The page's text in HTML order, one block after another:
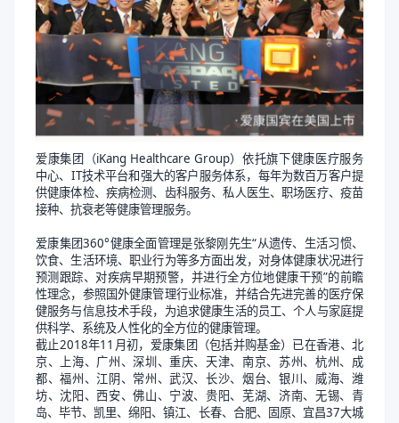
爱康集团（iKang Healthcare Group）依托旗下健康医疗服务
中心、IT技术平台和强大的客户服务体系，每年为数百万客户提
供健康体检、疾病检测、齿科服务、私人医生、职场医疗、疫苗
接种、抗衰老等健康管理服务。
爱康集团360°健康全面管理是张黎刚先生“从遗传、生活习惯、
饮食、生活环境、职业行为等多方面出发，对身体健康状况进行
预测跟踪、对疾病早期预警，并进行全方位地健康干预”的前瞻
性理念，参照国外健康管理行业标准，并结合先进完善的医疗保
健服务与信息技术手段，为追求健康生活的员工、个人与家庭提
供科学、系统及人性化的全方位的健康管理。
截止2018年11月初，爱康集团（包括并购基金）已在香港、北
京、上海、广州、深圳、重庆、天津、南京、苏州、杭州、成
都、福州、江阴、常州、武汉、长沙、烟台、银川、威海、潍
坊、沈阳、西安、佛山、宁波、贵阳、芜湖、济南、无锡、青
岛、毕节、凯里、绵阳、镇江、长春、合肥、固原、宜昌37大城